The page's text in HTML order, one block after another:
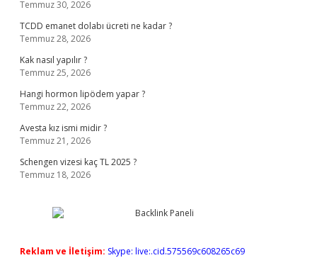
Temmuz 30, 2026
TCDD emanet dolabı ücreti ne kadar ?
Temmuz 28, 2026
Kak nasıl yapılır ?
Temmuz 25, 2026
Hangi hormon lipödem yapar ?
Temmuz 22, 2026
Avesta kız ismi midir ?
Temmuz 21, 2026
Schengen vizesi kaç TL 2025 ?
Temmuz 18, 2026
Reklam ve İletişim: Skype: live:.cid.575569c608265c69